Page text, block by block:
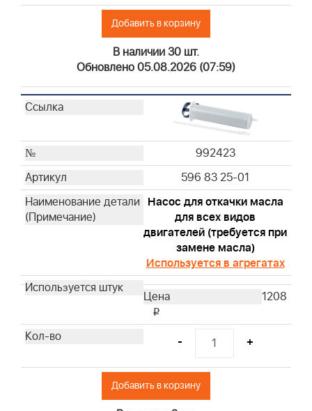
Добавить в корзину
В наличии 30 шт.
Обновлено 05.08.2026 (07:59)
992423
596 83 25-01
Насос для откачки масла
для всех видов
двигателей (требуется при
замене масла)
Используется в агрегатах
1208
i
- +
Добавить в корзину